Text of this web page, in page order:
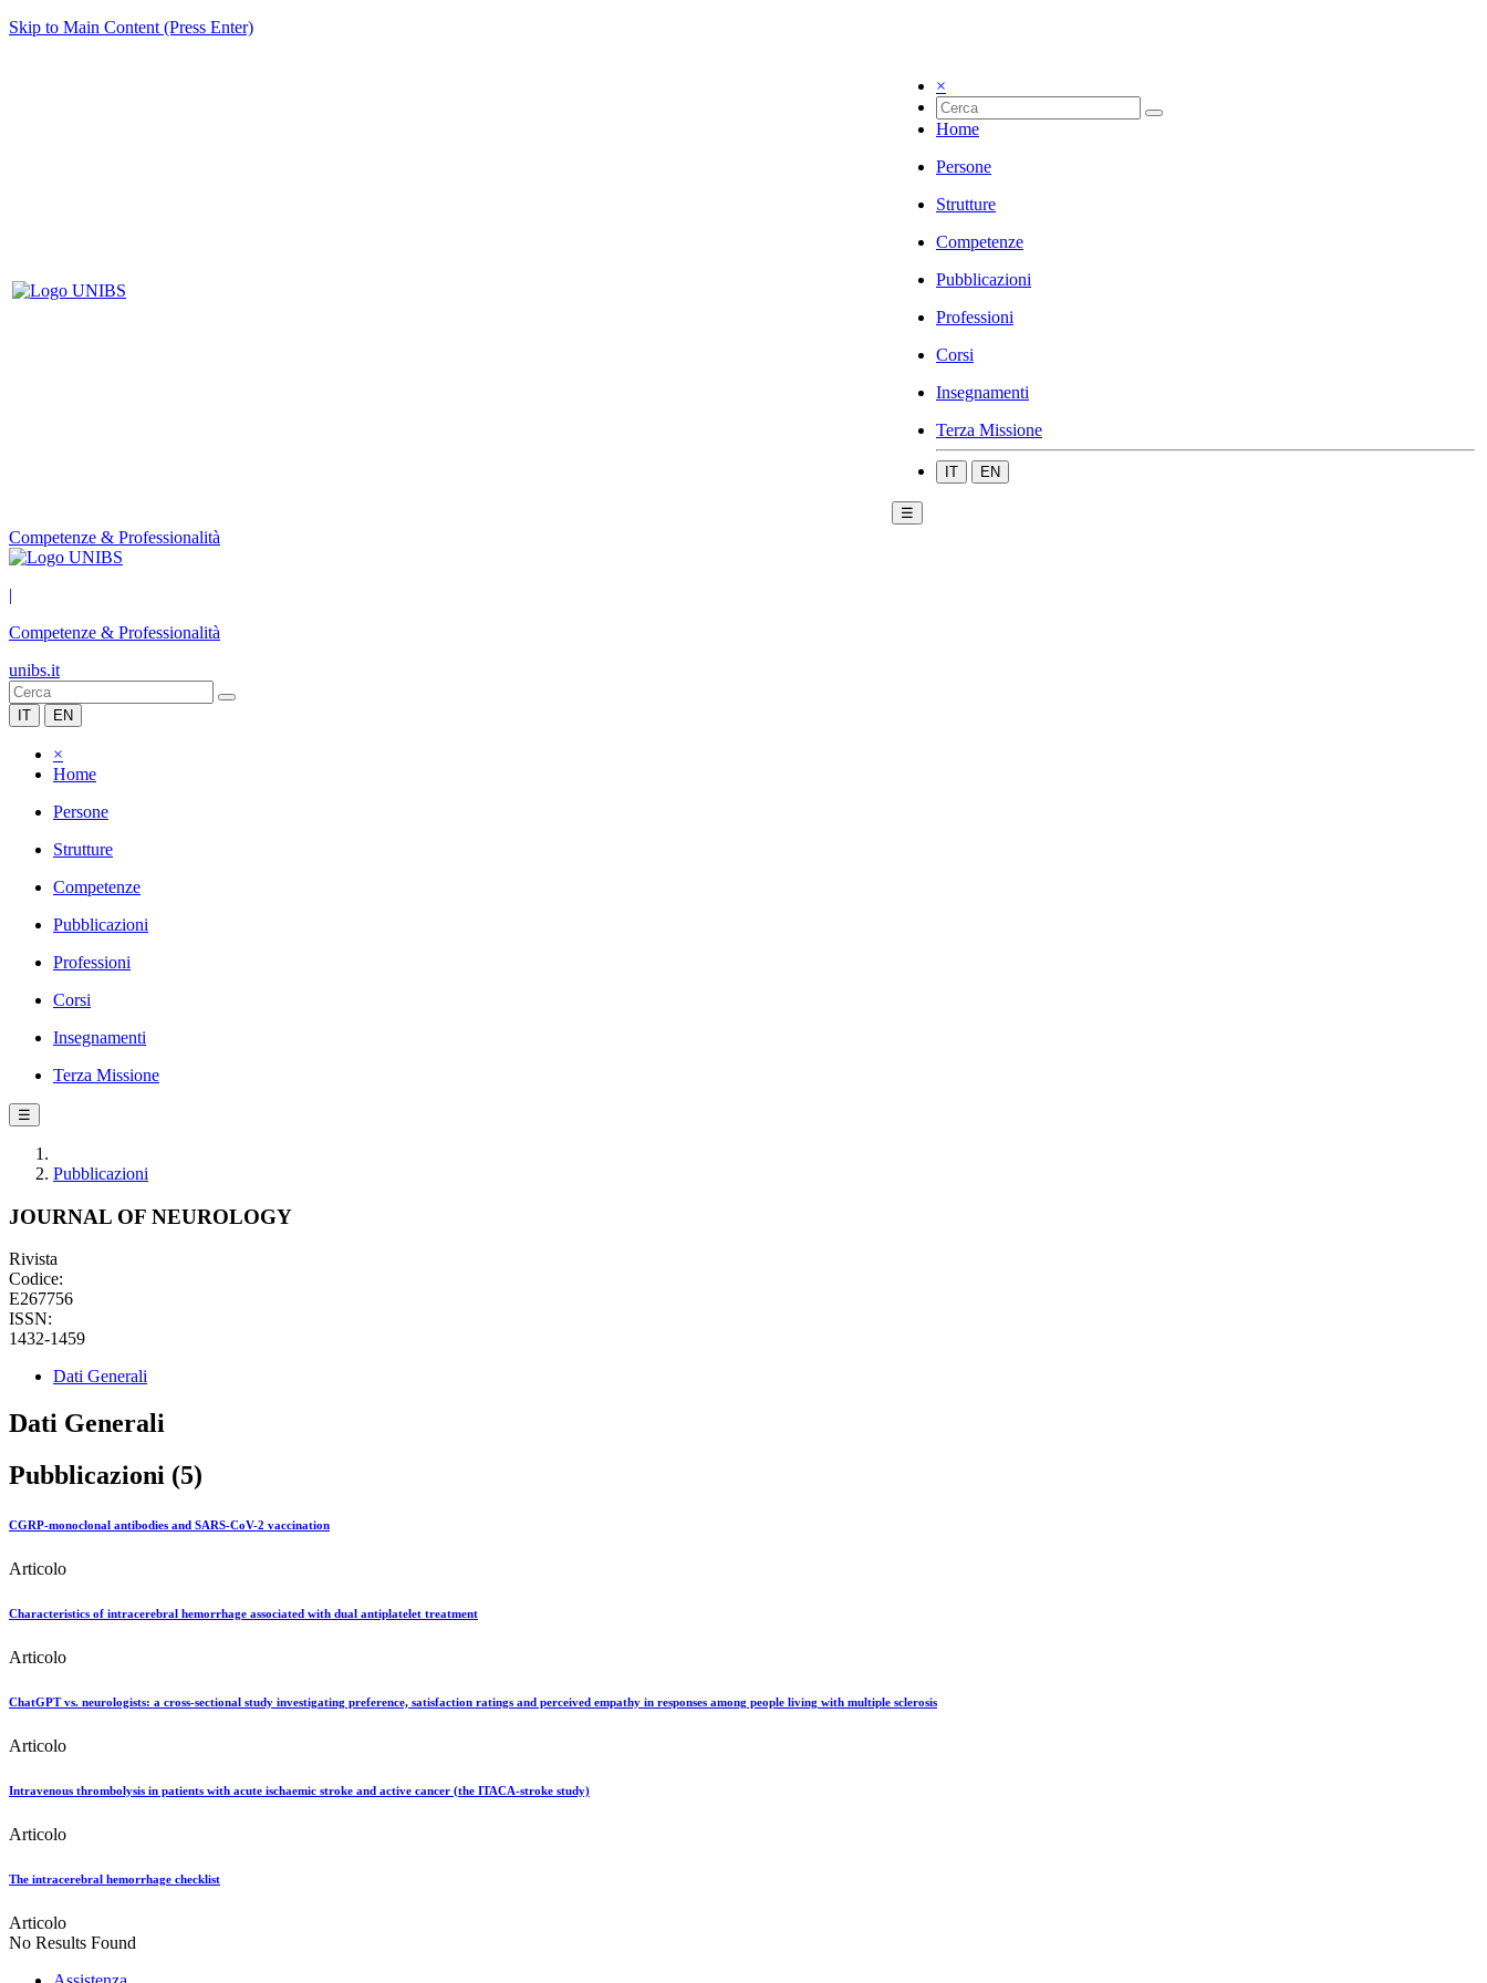
Skip to Main Content (Press Enter)
×
Home
Persone
Strutture
Competenze
Pubblicazioni
Professioni
Corsi
Insegnamenti
Terza Missione
IT EN
☰
Competenze & Professionalità
|
Competenze & Professionalità
unibs.it
IT EN
×
Home
Persone
Strutture
Competenze
Pubblicazioni
Professioni
Corsi
Insegnamenti
Terza Missione
☰
Pubblicazioni
JOURNAL OF NEUROLOGY
Rivista
Codice:
E267756
ISSN:
1432-1459
Dati Generali
Dati Generali
Pubblicazioni (5)
CGRP-monoclonal antibodies and SARS-CoV-2 vaccination
Articolo
Characteristics of intracerebral hemorrhage associated with dual antiplatelet treatment
Articolo
ChatGPT vs. neurologists: a cross-sectional study investigating preference, satisfaction ratings and perceived empathy in responses among people living with multiple sclerosis
Articolo
Intravenous thrombolysis in patients with acute ischaemic stroke and active cancer (the ITACA-stroke study)
Articolo
The intracerebral hemorrhage checklist
Articolo
No Results Found